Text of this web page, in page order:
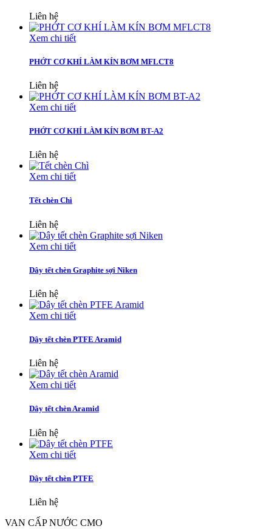
Liên hệ
Xem chi tiết
PHỚT CƠ KHÍ LÀM KÍN BƠM MFLCT8
Liên hệ
Xem chi tiết
PHỚT CƠ KHÍ LÀM KÍN BƠM BT-A2
Liên hệ
Xem chi tiết
Tết chèn Chì
Liên hệ
Xem chi tiết
Dây tết chèn Graphite sợi Niken
Liên hệ
Xem chi tiết
Dây tết chèn PTFE Aramid
Liên hệ
Xem chi tiết
Dây tết chèn Aramid
Liên hệ
Xem chi tiết
Dây tết chèn PTFE
Liên hệ
VAN CẤP NƯỚC CMO